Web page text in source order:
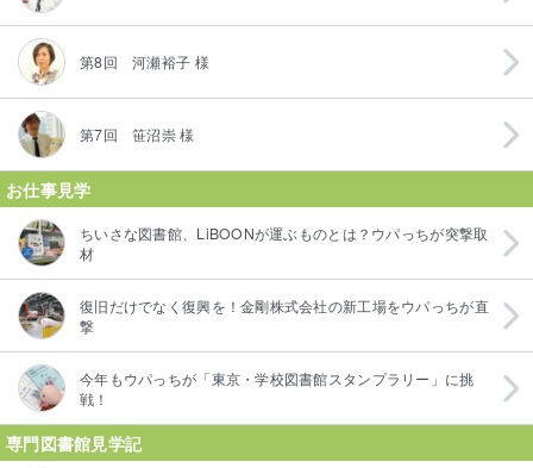
第8回 河瀬裕子 様
第7回 笹沼崇 様
お仕事見学
ちいさな図書館、LiBOONが運ぶものとは？ウパっちが突撃取
材
復旧だけでなく復興を！金剛株式会社の新工場をウパっちが直
撃
今年もウパっちが「東京・学校図書館スタンプラリー」に挑
戦！
専門図書館見学記